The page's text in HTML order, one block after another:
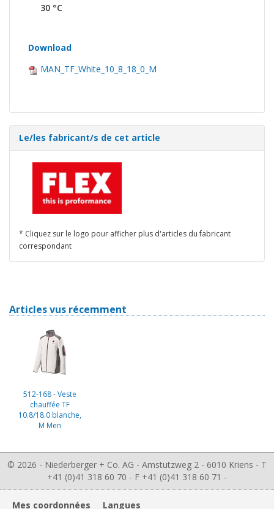
30 °C
Download
MAN_TF_White_10_8_18_0_M
Le/les fabricant/s de cet article
* Cliquez sur le logo pour afficher plus d'articles du fabricant
correspondant
Articles vus récemment
512-168 - Veste
chauffée TF
10.8/18.0 blanche,
M Men
© 2026 - Niederberger + Co. AG - Amstutzweg 2 - 6010 Kriens - T
+41 (0)41 318 60 70 - F +41 (0)41 318 60 71 -
Mes coordonnées Langues